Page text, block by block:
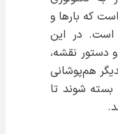
که بارها و
است. در این
دستور نقشه،
هم‌پوشانی
بسته شوند تا